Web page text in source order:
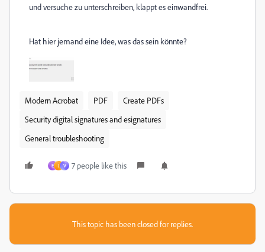
und versuche zu unterschreiben, klappt es einwandfrei.
Hat hier jemand eine Idee, was das sein könnte?
Modern Acrobat PDF
Create PDFs
Security digital signatures and esignatures
General troubleshooting
E J V 7 people like this
This topic has been closed for replies.